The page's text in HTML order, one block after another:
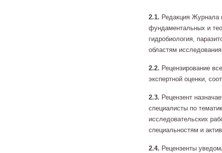
2.1. Редакция Журнала
фундаментальных и
гидробиология,
областям
2.2. Рецензирование
экспертной оценки,
2.3. Рецензент
специалисты по
исследовательских
специальностям и
2.4. Рецензенты